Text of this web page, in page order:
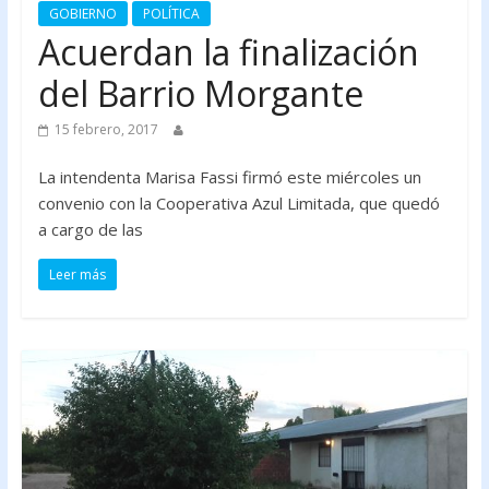
GOBIERNO POLÍTICA
Acuerdan la finalización
del Barrio Morgante
15 febrero, 2017
La intendenta Marisa Fassi firmó este miércoles un
convenio con la Cooperativa Azul Limitada, que quedó
a cargo de las
Leer más